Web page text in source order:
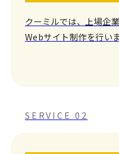
クーミルでは、上場企
Webサイト制作を行いま
SERVICE 02